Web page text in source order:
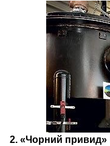
2. «Чорний привид»